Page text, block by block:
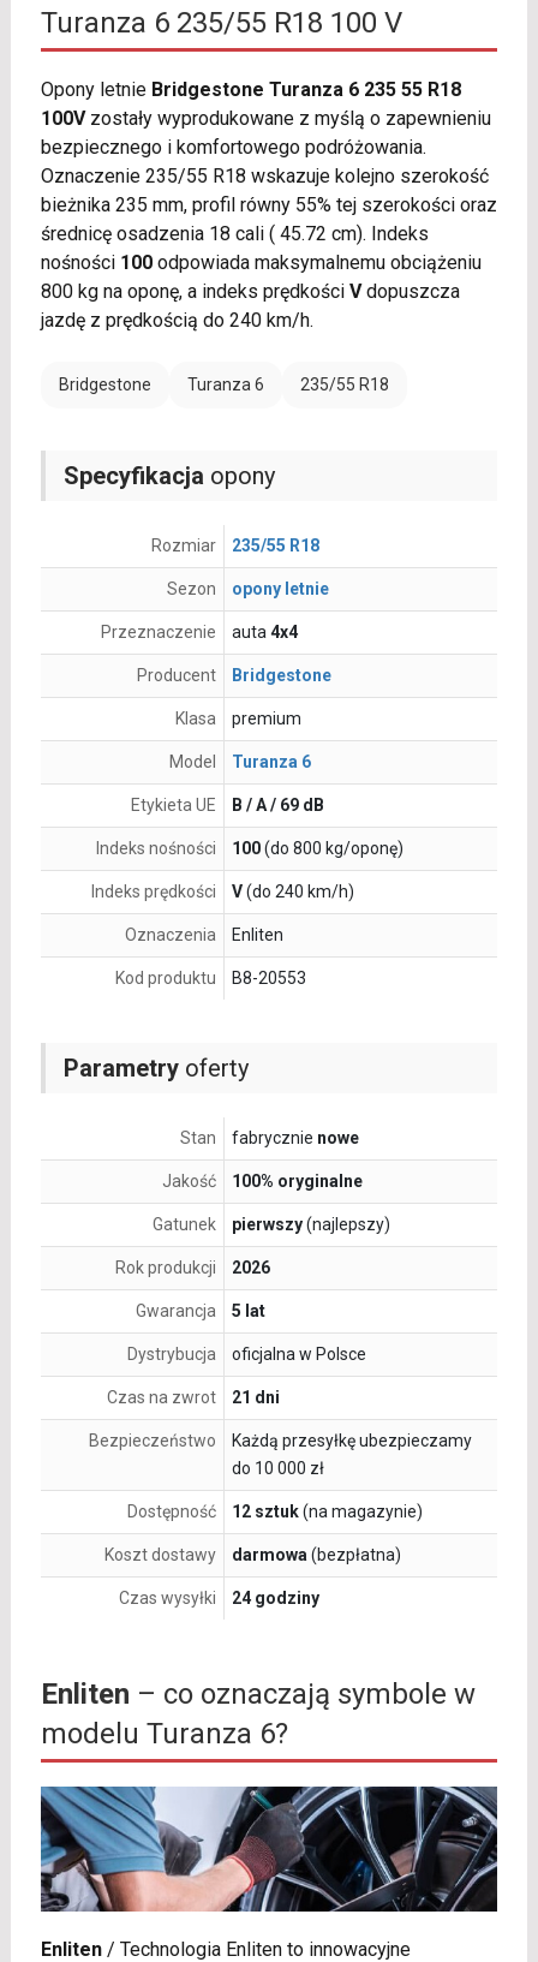
Turanza 6 235/55 R18 100 V
Opony letnie Bridgestone Turanza 6 235 55 R18
100Vzostały wyprodukowane z myślą o zapewnieniu
bezpiecznego i komfortowego podróżowania.
Oznaczenie 235/55 R18 wskazuje kolejno szerokość
bieżnika 235 mm, profil równy 55% tej szerokości oraz
średnicę osadzenia 18 cali ( 45.72 cm). Indeks
nośności 100odpowiada maksymalnemu obciążeniu
800 kg na oponę, a indeks prędkości Vdopuszcza
jazdę z prędkością do 240 km/h.
Bridgestone Turanza 6 235/55 R18
Parametryoferty
Stan fabrycznie nowe
Jakość 100% oryginalne
Gatunek pierwszy(najlepszy)
Rok produkcji 2026
Gwarancja 5 lat
Dystrybucja oficjalna w Polsce
Czas na zwrot 21 dni
Bezpieczeństwo
Każdą przesyłkę ubezpieczamy
do 10 000 zł
Dostępność 12 sztuk(na magazynie)
Koszt dostawy darmowa (bezpłatna)
Czas wysyłki 24 godziny
Specyfikacja opony
Rozmiar 235/55 R18
Sezon opony letnie
Przeznaczenie auta 4x4
Producent Bridgestone
Klasa premium
Model Turanza 6
Etykieta UE B / A / 69 dB
Indeks nośności 100(do 800 kg/oponę)
Indeks prędkości V(do 240 km/h)
Oznaczenia Enliten
Kod produktu B8-20553
Enliten – co oznaczają symbole w
modelu Turanza 6?
Enliten/ Technologia Enliten to innowacyjne